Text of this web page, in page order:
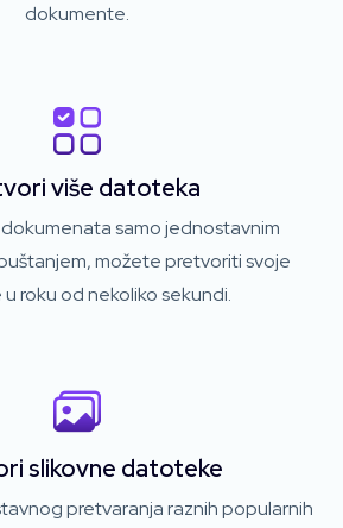
dokumente.
više datoteka
samo jednostavnim
možete pretvoriti svoje
roku od nekoliko sekundi.
slikovne datoteke
pretvaranja raznih popularnih